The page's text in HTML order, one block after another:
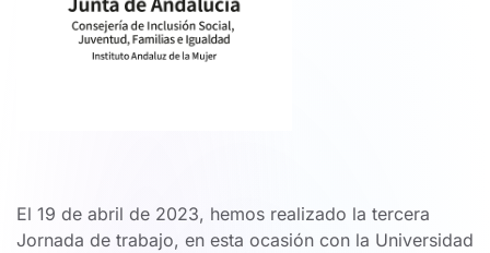
El 19 de abril de 2023, hemos realizado la tercera
Jornada de trabajo, en esta ocasión con la Universidad